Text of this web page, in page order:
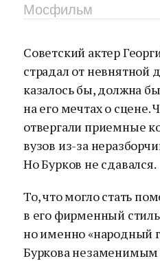
Мосфильм
Советский актер
страдал от невнятной
казалось бы, должна
на его мечтах о сцене.
отвергали приемные
вузов из-за
Но Бурков не сдавался.
То, что могло стать
в его фирменный
но именно «народный
Буркова незаменимым